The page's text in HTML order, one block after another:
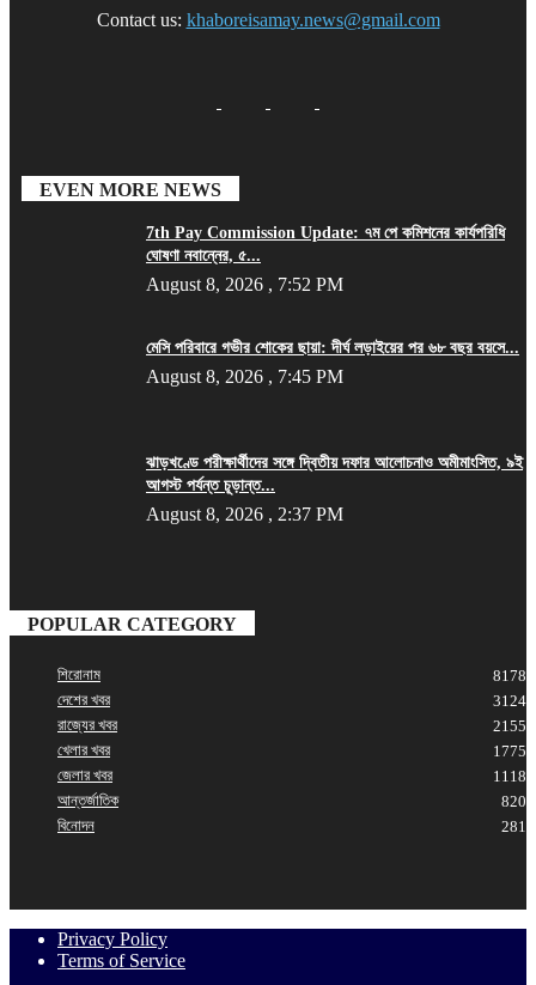
Contact us: khaboreisamay.news@gmail.com
EVEN MORE NEWS
7th Pay Commission Update: ৭ম পে কমিশনের কার্যপরিধি
ঘোষণা নবান্নের, ৫...
August 8, 2026 , 7:52 PM
মেসি পরিবারে গভীর শোকের ছায়া: দীর্ঘ লড়াইয়ের পর ৬৮ বছর বয়সে...
August 8, 2026 , 7:45 PM
ঝাড়খণ্ডে পরীক্ষার্থীদের সঙ্গে দ্বিতীয় দফার আলোচনাও অমীমাংসিত, ৯ই
আগস্ট পর্যন্ত চূড়ান্ত...
August 8, 2026 , 2:37 PM
POPULAR CATEGORY
শিরোনাম
8178
দেশের খবর
3124
রাজ্যের খবর
2155
খেলার খবর
1775
জেলার খবর
1118
আন্তর্জাতিক
820
বিনোদন
281
Privacy Policy
Terms of Service